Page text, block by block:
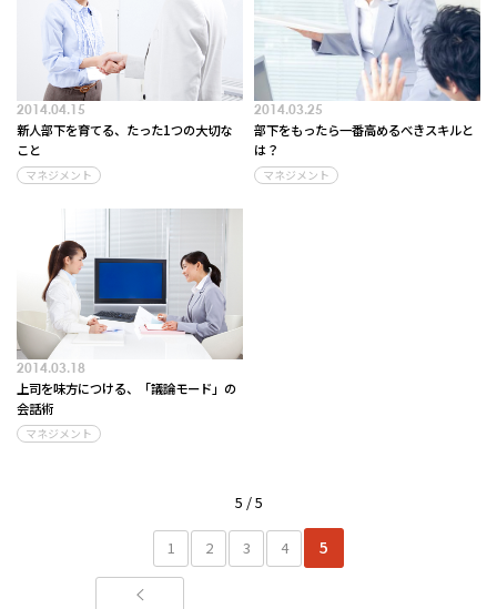
2014.04.15
新人部下を育てる、たった1つの大切な
こと
マネジメント
2014.03.25
部下をもったら一番高めるべきスキルと
は？
マネジメント
2014.03.18
上司を味方につける、「議論モード」の
会話術
マネジメント
5 / 5
1 2 3 4 5